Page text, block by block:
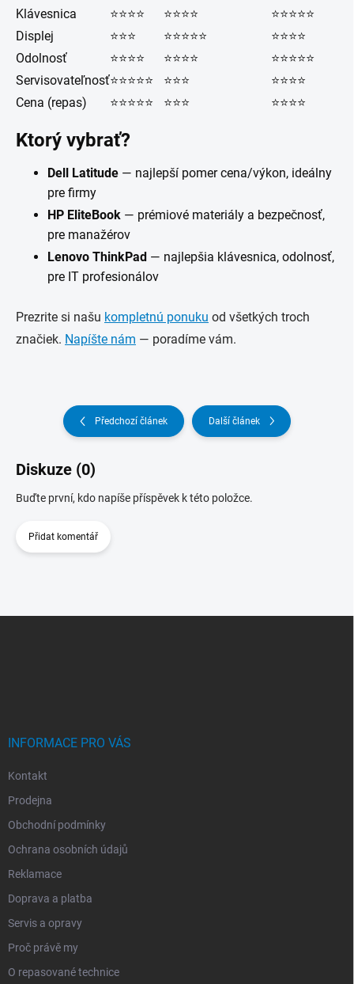
Klávesnica ⭐⭐⭐⭐ ⭐⭐⭐⭐
⭐⭐⭐⭐⭐
Displej
⭐⭐⭐ ⭐⭐⭐⭐⭐
⭐⭐⭐⭐
Odolnosť
⭐⭐⭐⭐ ⭐⭐⭐⭐
⭐⭐⭐⭐⭐
Servisovateľnosť⭐⭐⭐⭐⭐ ⭐⭐⭐
⭐⭐⭐⭐
Cena (repas)
⭐⭐⭐⭐⭐ ⭐⭐⭐ ⭐⭐⭐⭐
Ktorý vybrať?
Dell Latitude — najlepší pomer cena/výkon, ideálny
pre firmy
HP EliteBook — prémiové materiály a bezpečnosť,
pre manažérov
Lenovo ThinkPad — najlepšia klávesnica, odolnosť,
pre IT profesionálov
Prezrite si našu kompletnú ponuku od všetkých troch
značiek. Napíšte nám — poradíme vám.
Předchozí článek Další článek
Diskuze (0)
Buďte první, kdo napíše příspěvek k této položce.
Přidat komentář
INFORMACE PRO VÁS
Kontakt
Prodejna
Obchodní podmínky
Ochrana osobních údajů
Reklamace
Doprava a platba
Servis a opravy
Proč právě my
O repasované technice